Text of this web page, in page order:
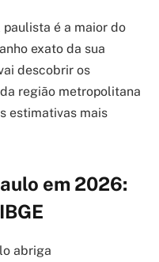
é a maior do
exato da sua
descobrir os
região metropolitana
estimativas mais
em 2026:
abriga